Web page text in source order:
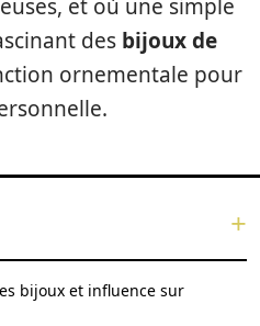
et où une simple
des bijoux de
ornementale pour
bijoux et influence sur